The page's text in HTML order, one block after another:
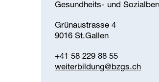
Gesundheits- und
Grünaustrasse 4
9016 St.Gallen
+41 58 229 88 55
weiterbildung@bzgs.ch